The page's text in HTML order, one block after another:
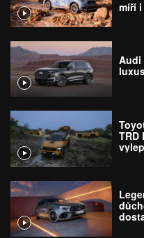
míří
Audi
TRD